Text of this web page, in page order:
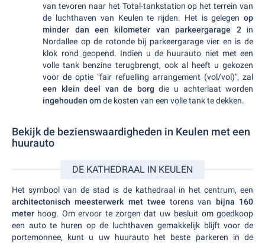
van tevoren naar het Total-tankstation op het terrein van
de luchthaven van Keulen te rijden. Het is gelegen op
minder dan een kilometer van parkeergarage 2in
Nordallee op de rotonde bij parkeergarage vier en is de
klok rond geopend. Indien u de huurauto niet met een
volle tank benzine terugbrengt, ook al heeft u gekozen
voor de optie "fair refuelling arrangement (vol/vol)", zal
een klein deel van de
borg die u achterlaat worden
ingehouden omde kosten van een volle tank te dekken.
Bekijk de bezienswaardigheden in Keulen met een
huurauto
DE KATHEDRAAL IN KEULEN
Het symbool van de stad is de kathedraal in het centrum, een
architectonisch meesterwerk met tweetorens van bijna 160
meter hoog. Om ervoor te zorgen dat uw besluit om goedkoop
een auto te huren op de luchthaven gemakkelijk blijft voor de
portemonnee, kunt u uw huurauto het beste parkeren in de